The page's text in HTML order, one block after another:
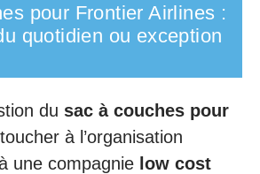
pour Frontier Airlines :
quotidien ou exception
du sac à couches pour
à l’organisation
une compagnie low cost